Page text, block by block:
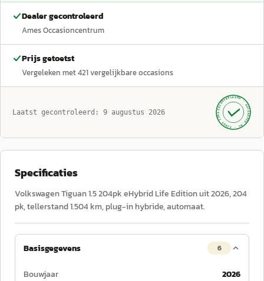
Dealer gecontroleerd
Ames Occasioncentrum
Prijs getoetst
Vergeleken met421vergelijkbare occasions
Laatst gecontroleerd: 9 augustus 2026 GECONTROLEERD ·
AUTOKOPEN.NL
· SINDS 1999 ·
Specificaties
Volkswagen Tiguan 1.5 204pk eHybrid Life Edition uit 2026, 204
pk, tellerstand 1.504 km, plug-in hybride, automaat.
Basisgegevens 6
Bouwjaar
2026